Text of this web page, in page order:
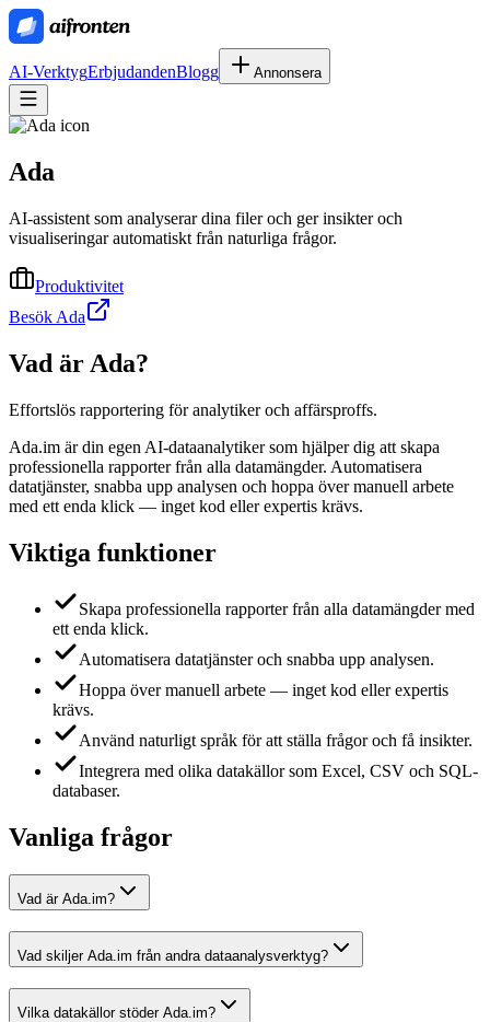
AI-VerktygErbjudandenBlogg Annonsera
Ada
AI-assistent som analyserar dina filer och ger insikter och
visualiseringar automatiskt från naturliga frågor.
Produktivitet
Besök Ada
Vad är Ada?
Effortslös rapportering för analytiker och affärsproffs.
Ada.im är din egen AI-dataanalytiker som hjälper dig att skapa
professionella rapporter från alla datamängder. Automatisera
datatjänster, snabba upp analysen och hoppa över manuell arbete
med ett enda klick — inget kod eller expertis krävs.
Viktiga funktioner
Skapa professionella rapporter från alla datamängder med
ett enda klick.
Automatisera datatjänster och snabba upp analysen.
Hoppa över manuell arbete — inget kod eller expertis
krävs.
Använd naturligt språk för att ställa frågor och få insikter.
Integrera med olika datakällor som Excel, CSV och SQL-
databaser.
Vanliga frågor
Vad är Ada.im?
Vad skiljer Ada.im från andra dataanalysverktyg?
Vilka datakällor stöder Ada.im?